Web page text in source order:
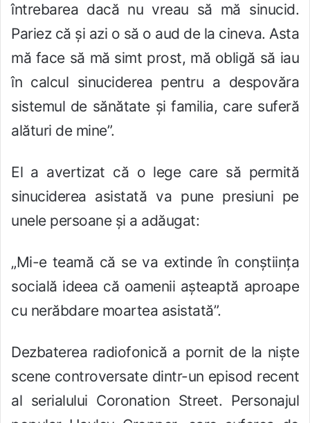
întrebarea dacă nu vreau să mă sinucid.
Pariez că și azi o să o aud de la cineva. Asta
mă face să mă simt prost, mă obligă să iau
în calcul sinuciderea pentru a despovăra
sistemul de sănătate și familia, care suferă
alături de mine”.
El a avertizat că o lege care să permită
sinuciderea asistată va pune presiuni pe
unele persoane și a adăugat:
„Mi-e teamă că se va extinde în conștiința
socială ideea că oamenii așteaptă aproape
cu nerăbdare moartea asistată”.
Dezbaterea radiofonică a pornit de la niște
scene controversate dintr-un episod recent
al serialului Coronation Street. Personajul